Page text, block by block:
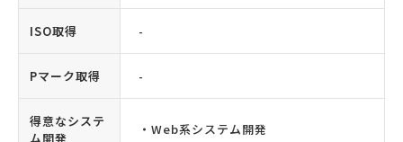
ISO取得 -
Pマーク取得 -
得意なシステ
ム開発
・Web系システム開発